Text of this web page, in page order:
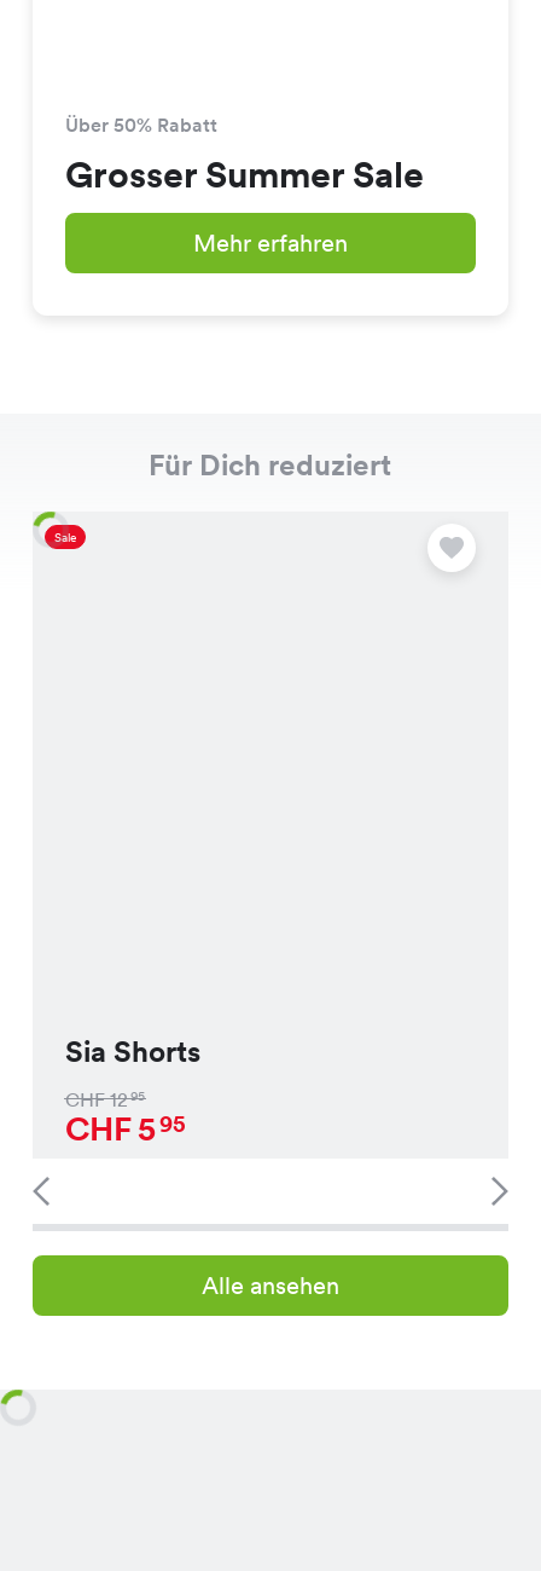
Über 50% Rabatt
Grosser Summer Sale
Mehr erfahren
Für Dich reduziert
Sale
Sia Shorts
CHF1295
CHF595
Alle ansehen